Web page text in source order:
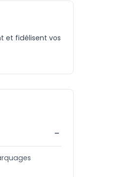
et fidélisent vos